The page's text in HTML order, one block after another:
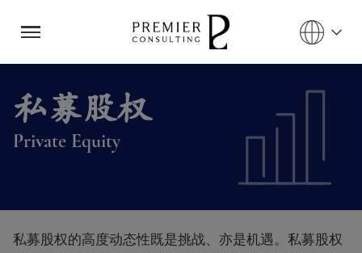
私募股权
Private Equity
私募股权的高度动态性既是挑战、亦是机遇。私募股权